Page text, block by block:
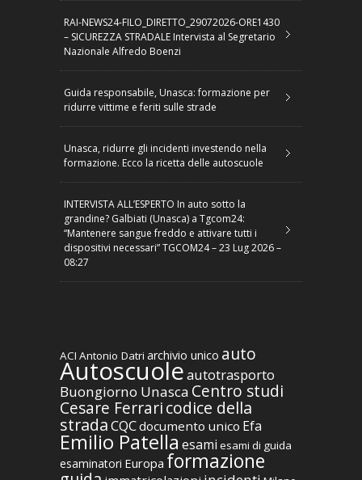
RAI-NEWS24-FILO_DIRETTO_29072026-ORE1430
– SICUREZZA STRADALE Intervista al Segretario
Nazionale Alfredo Boenzi
Guida responsabile, Unasca: formazione per
ridurre vittime e feriti sulle strade
Unasca, ridurre gli incidenti investendo nella
formazione. Ecco la ricetta delle autoscuole
INTERVISTA ALL’ESPERTO In auto sotto la
grandine? Galbiati (Unasca) a Tgcom24:
“Mantenere sangue freddo e attivare tutti i
dispositivi necessari” TGCOM24 – 23 Lug 2026 –
08:27
ACI Antonio Datri archivio unico auto
Autoscuoleautotrasporto
Buongiorno Unasca Centro studi
Cesare Ferraricodice della
stradaCQCdocumento unico Efa
Emilio Patella esami esami di guida
esaminatori Europa formazione